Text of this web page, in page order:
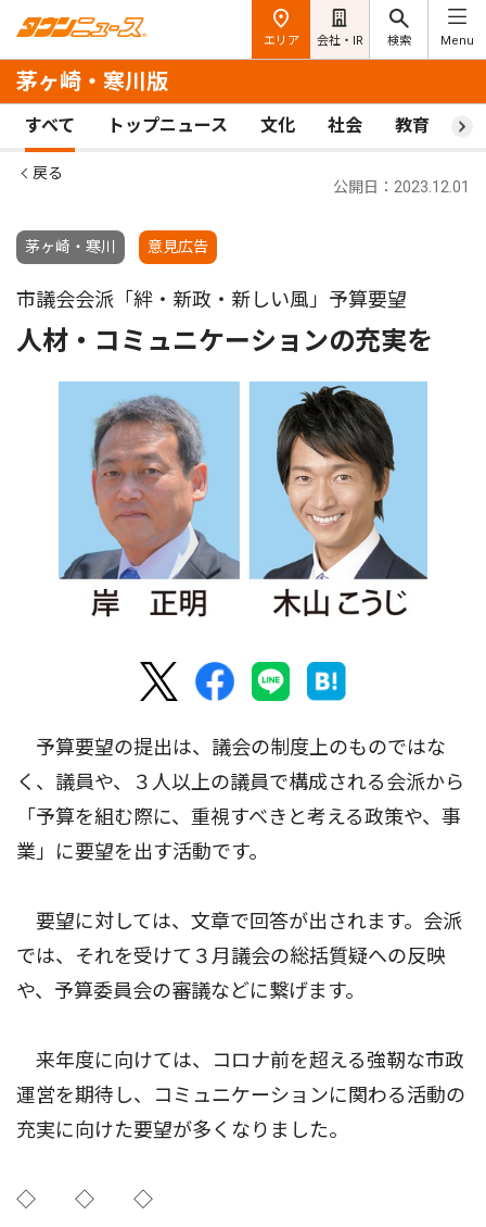
エリア 会社・IR 検索 Menu
茅ヶ崎・寒川版
すべて トップニュース 文化 社会 教育 ス
戻る
茅ヶ崎・寒川 意見広告
公開日：2023.12.01
市議会会派「絆・新政・新しい風」予算要望
人材・コミュニケーションの充実を
予算要望の提出は、議会の制度上のものではな
く、議員や、３人以上の議員で構成される会派から
「予算を組む際に、重視すべきと考える政策や、事
業」に要望を出す活動です。
要望に対しては、文章で回答が出されます。会派
では、それを受けて３月議会の総括質疑への反映
や、予算委員会の審議などに繋げます。
来年度に向けては、コロナ前を超える強靭な市政
運営を期待し、コミュニケーションに関わる活動の
充実に向けた要望が多くなりました。
◇ ◇ ◇